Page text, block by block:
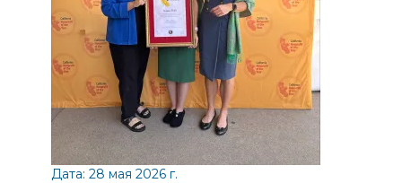
Дата: 28 мая 2026 г.